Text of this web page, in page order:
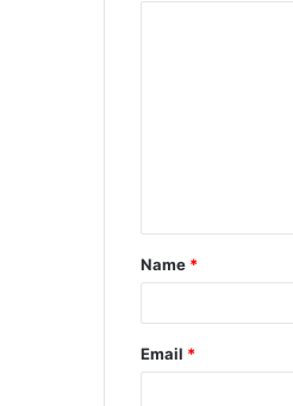
t
*
Name *
Email *